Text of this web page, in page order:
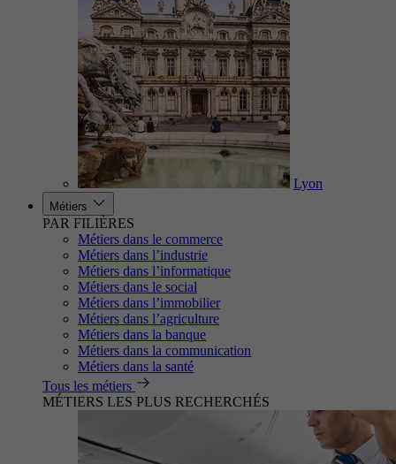
Lyon
Métiers
PAR FILIÈRES
Métiers dans le commerce
Métiers dans l’industrie
Métiers dans l’informatique
Métiers dans le social
Métiers dans l’immobilier
Métiers dans l’agriculture
Métiers dans la banque
Métiers dans la communication
Métiers dans la santé
Tous les métiers
MÉTIERS LES PLUS RECHERCHÉS